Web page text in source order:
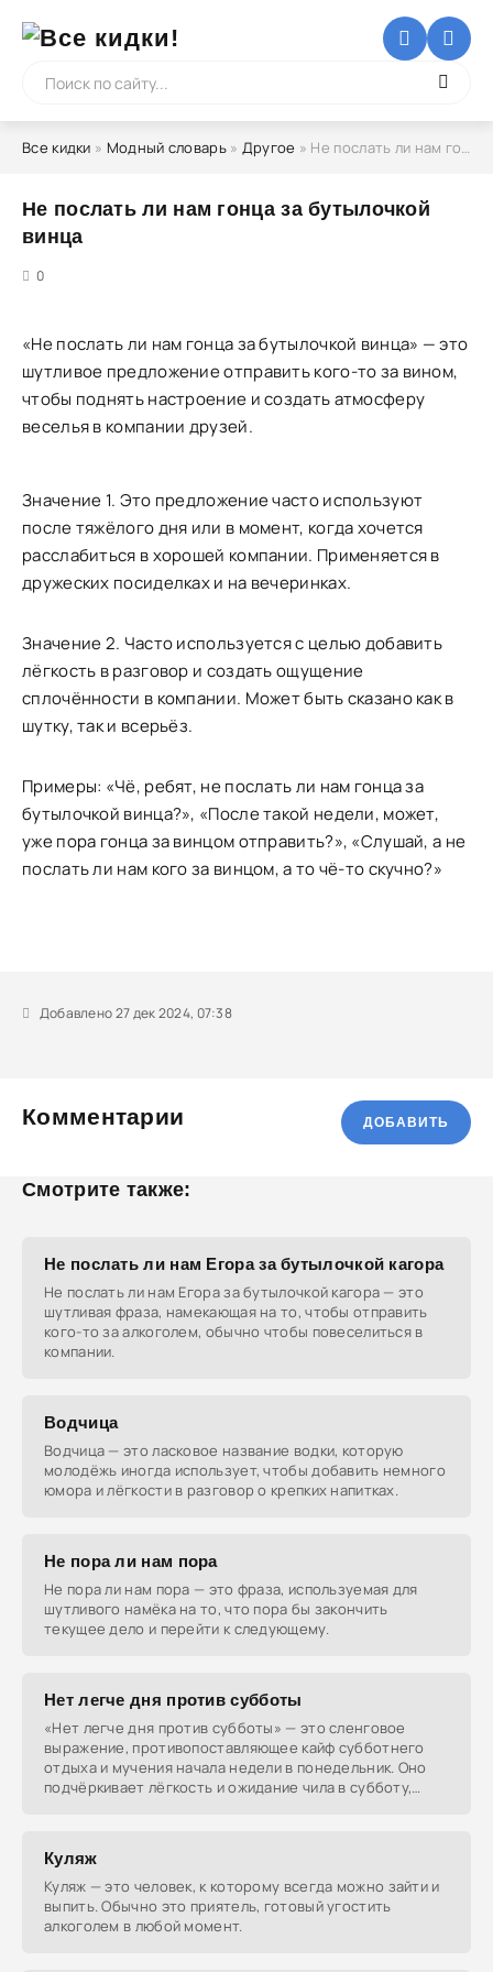
Все кидки » Модный словарь» Другое » Не послать ли нам гонца за бутылочкой винца
Не послать ли нам гонца за бутылочкой
винца
0
«Не послать ли нам гонца за бутылочкой винца» — это
шутливое предложение отправить кого-то за вином,
чтобы поднять настроение и создать атмосферу
веселья в компании друзей.
Значение 1. Это предложение часто используют
после тяжёлого дня или в момент, когда хочется
расслабиться в хорошей компании. Применяется в
дружеских посиделках и на вечеринках.
Значение 2. Часто используется с целью добавить
лёгкость в разговор и создать ощущение
сплочённости в компании. Может быть сказано как в
шутку, так и всерьёз.
Примеры: «Чё, ребят, не послать ли нам гонца за
бутылочкой винца?», «После такой недели, может,
уже пора гонца за винцом отправить?», «Слушай, а не
послать ли нам кого за винцом, а то чё-то скучно?»
Добавлено 27 дек 2024, 07:38
Комментарии ДОБАВИТЬ
Смотрите также:
Не послать ли нам Егора за бутылочкой кагора
Не послать ли нам Егора за бутылочкой кагора — это
шутливая фраза, намекающая на то, чтобы отправить
кого-то за алкоголем, обычно чтобы повеселиться в
компании.
Водчица
Водчица — это ласковое название водки, которую
молодёжь иногда использует, чтобы добавить немного
юмора и лёгкости в разговор о крепких напитках.
Не пора ли нам пора
Не пора ли нам пора — это фраза, используемая для
шутливого намёка на то, что пора бы закончить
текущее дело и перейти к следующему.
Нет легче дня против субботы
«Нет легче дня против субботы» — это сленговое
выражение, противопоставляющее кайф субботнего
отдыха и мучения начала недели в понедельник. Оно
подчёркивает лёгкость и ожидание чила в субботу,
Куляж
Куляж — это человек, к которому всегда можно зайти и
выпить. Обычно это приятель, готовый угостить
алкоголем в любой момент.